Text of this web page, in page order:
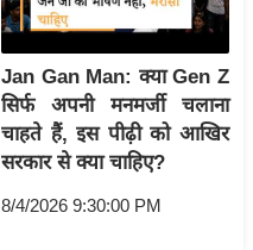
Jan Gan Man: क्या Gen Z
सिर्फ अपनी मनमर्जी चलाना
चाहते हैं, इस पीढ़ी को आखिर
सरकार से क्या चाहिए?
8/4/2026 9:30:00 PM